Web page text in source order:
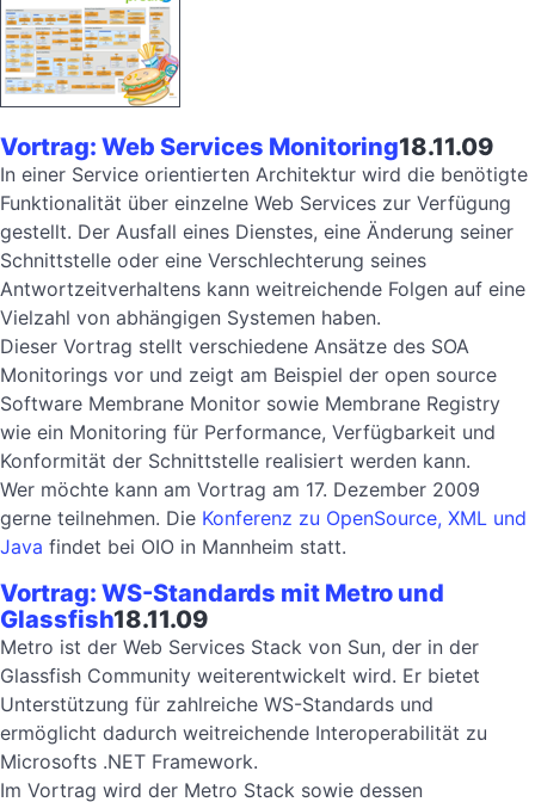
Vortrag: Web Services Monitoring18.11.09
In einer Service orientierten Architektur wird die benötigte
Funktionalität über einzelne Web Services zur Verfügung
gestellt. Der Ausfall eines Dienstes, eine Änderung seiner
Schnittstelle oder eine Verschlechterung seines
Antwortzeitverhaltens kann weitreichende Folgen auf eine
Vielzahl von abhängigen Systemen haben.
Dieser Vortrag stellt verschiedene Ansätze des SOA
Monitorings vor und zeigt am Beispiel der open source
Software Membrane Monitor sowie Membrane Registry
wie ein Monitoring für Performance, Verfügbarkeit und
Konformität der Schnittstelle realisiert werden kann.
Wer möchte kann am Vortrag am 17. Dezember 2009
gerne teilnehmen. Die Konferenz zu OpenSource, XML und
Java findet bei OIO in Mannheim statt.
Vortrag: WS-Standards mit Metro und
Glassfish18.11.09
Metro ist der Web Services Stack von Sun, der in der
Glassfish Community weiterentwickelt wird. Er bietet
Unterstützung für zahlreiche WS-Standards und
ermöglicht dadurch weitreichende Interoperabilität zu
Microsofts .NET Framework.
Im Vortrag wird der Metro Stack sowie dessen